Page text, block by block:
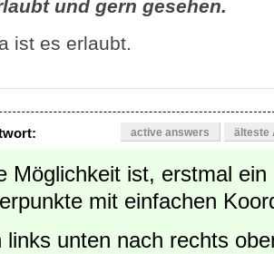
und gern gesehen.
ist es erlaubt.
active answers älteste
Möglichkeit ist, erstmal
mit einfachen
links unten nach rechts